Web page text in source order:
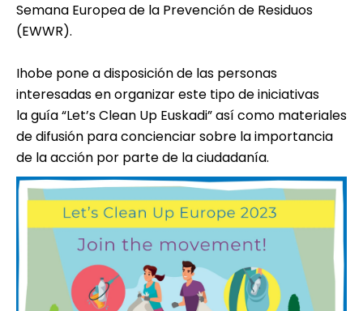
Semana Europea de la Prevención de Residuos
(EWWR).
Ihobe pone a disposición de las personas
interesadas en organizar este tipo de iniciativas
la guía “Let’s Clean Up Euskadi” así como materiales
de difusión para concienciar sobre la importancia
de la acción por parte de la ciudadanía.